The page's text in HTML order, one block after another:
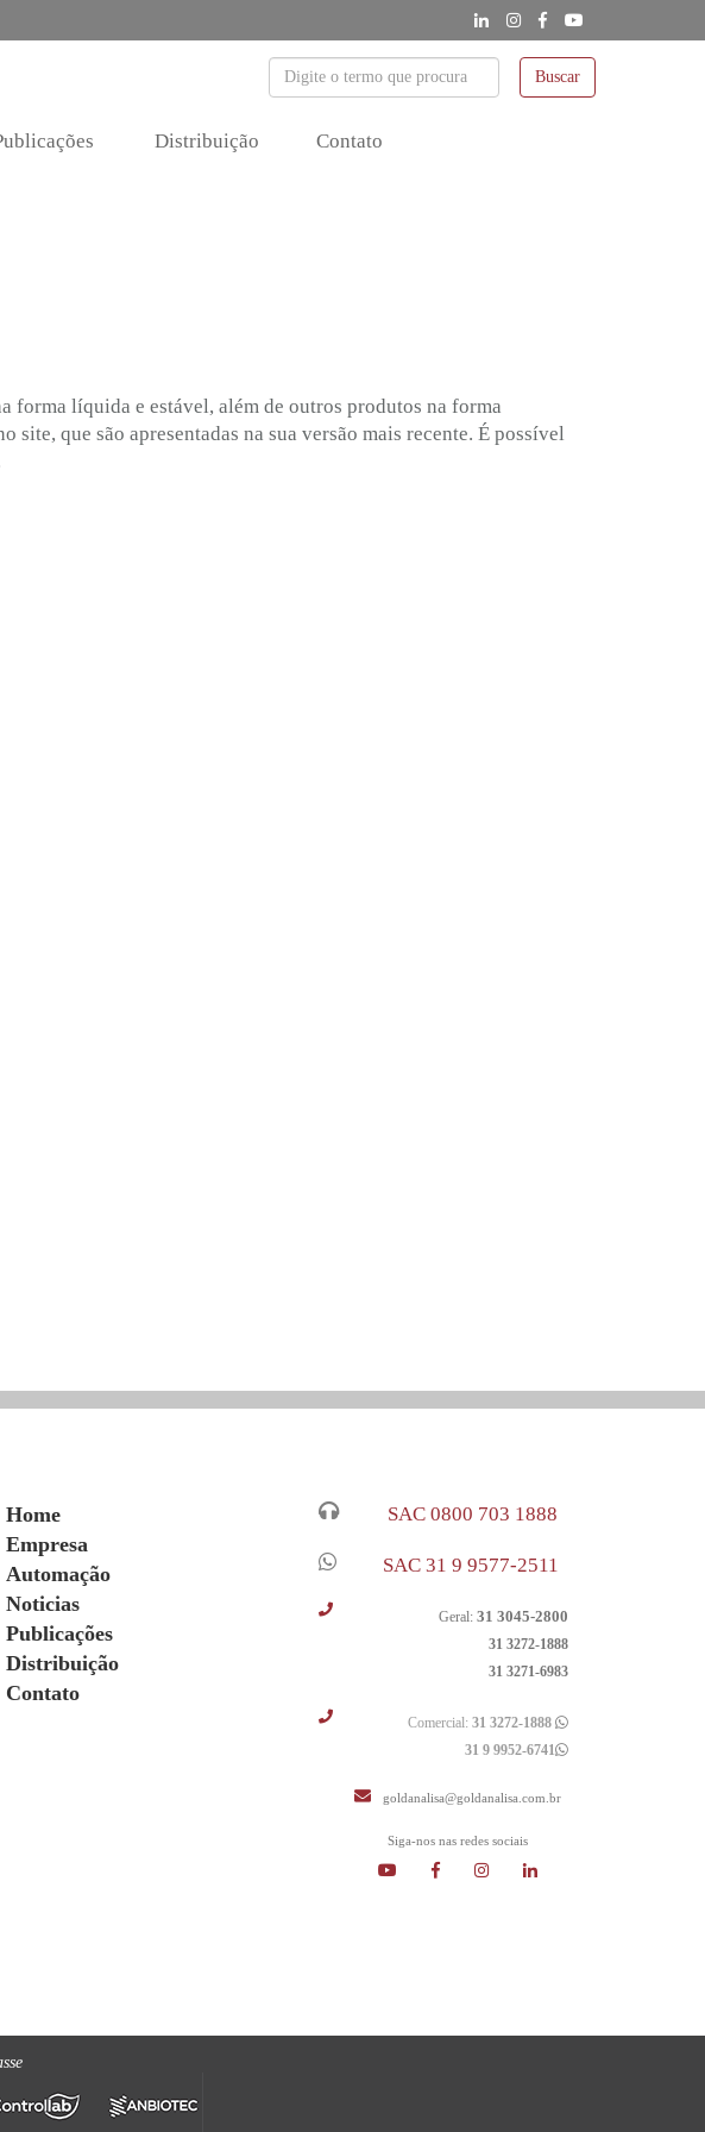
Buscar
Distribuição Contato
líquida e estável, além de outros produtos na forma
que são apresentadas na sua versão mais recente. É possível
Home
Empresa
Automação
Noticias
Publicações
Distribuição
Contato
SAC 0800 703 1888
SAC 31 9 9577-2511
Geral:31 3045-2800
31 3272-1888
31 3271-6983
Comercial:31 3272-1888
31 9 9952-6741
goldanalisa@goldanalisa.com.br
Siga-nos nas redes sociais